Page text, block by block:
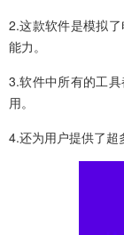
2.这款软件是模拟
能力。
3.软件中所有的工
用。
4.还为用户提供了超